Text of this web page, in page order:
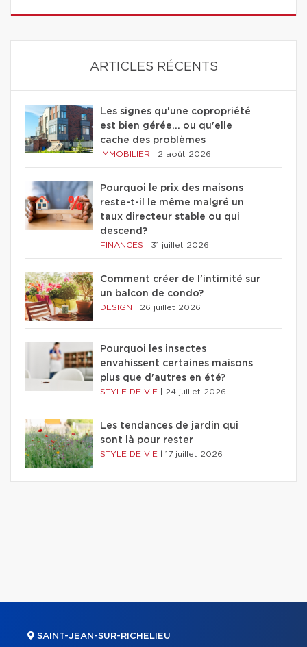
ARTICLES RÉCENTS
Les signes qu'une copropriété
est bien gérée… ou qu'elle
cache des problèmes
IMMOBILIER 2 août 2026
Pourquoi le prix des maisons
reste-t-il le même malgré un
taux directeur stable ou qui
descend?
FINANCES 31 juillet 2026
Comment créer de l'intimité sur
un balcon de condo?
DESIGN 26 juillet 2026
Pourquoi les insectes
envahissent certaines maisons
plus que d'autres en été?
STYLE DE VIE 24 juillet 2026
Les tendances de jardin qui
sont là pour rester
STYLE DE VIE 17 juillet 2026
SAINT-JEAN-SUR-RICHELIEU